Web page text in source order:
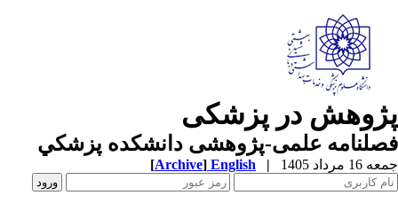
در پزشکی
علمی-پژوهشی دانشکده پزشکي
مرداد 1405 |
English
[Archive]